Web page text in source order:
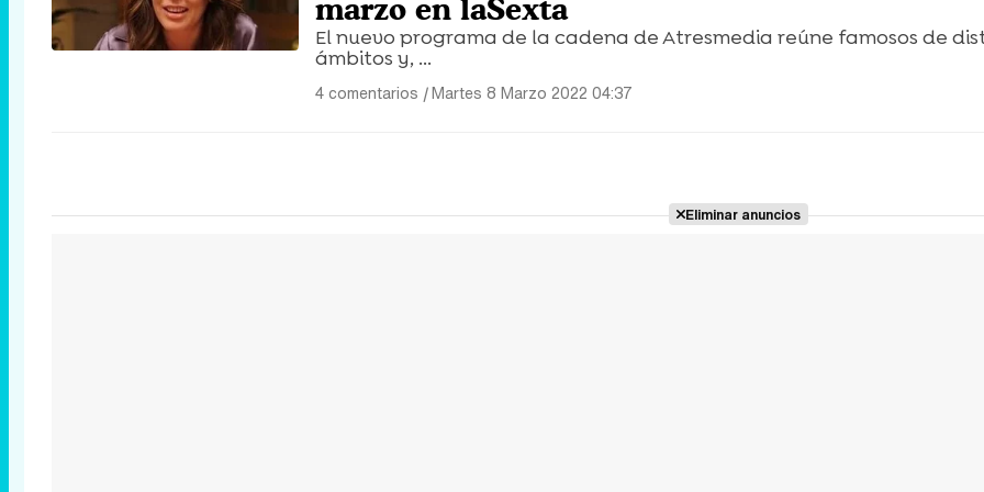
marzo en laSexta
El nuevo programa de la cadena de Atresmedia reúne famosos de
ámbitos y, ...
4 comentarios |Martes 8 Marzo 2022 04:37
Eliminar anuncios